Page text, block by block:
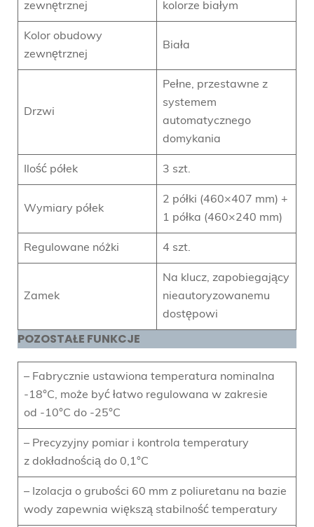
zewnętrznej
kolorze białym
Kolor obudowy
zewnętrznej
Biała
Drzwi
Pełne, przestawne z
systemem
automatycznego
domykania
Ilość półek 3 szt.
Wymiary półek
2 półki (460×407 mm) +
1 półka (460×240 mm)
Regulowane nóżki 4 szt.
Zamek
Na klucz, zapobiegający
nieautoryzowanemu
dostępowi
POZOSTAŁE FUNKCJE
– Fabrycznie ustawiona temperatura nominalna
-18°C, może być łatwo regulowana w zakresie
od -10°C do -25°C
– Precyzyjny pomiar i kontrola temperatury
z dokładnością do 0,1°C
– Izolacja o grubości 60 mm z poliuretanu na bazie
wody zapewnia większą stabilność temperatury